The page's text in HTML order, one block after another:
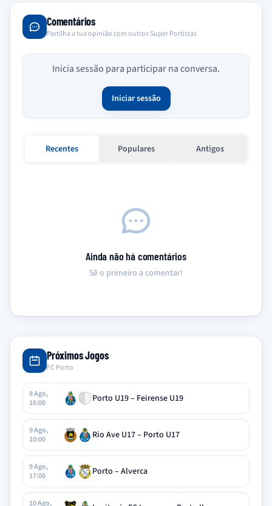
Comentários
Partilha a tua opinião com outros Super Portistas
Inicia sessão para participar na conversa.
Iniciar sessão
Recentes Populares Antigos
Ainda não há comentários
Sê o primeiro a comentar!
Próximos Jogos
FC Porto
8 Ago,
16:00
Porto U19 – Feirense U19
9 Ago,
10:00
Rio Ave U17 – Porto U17
9 Ago,
17:00
Porto – Alverca
10 Ago,